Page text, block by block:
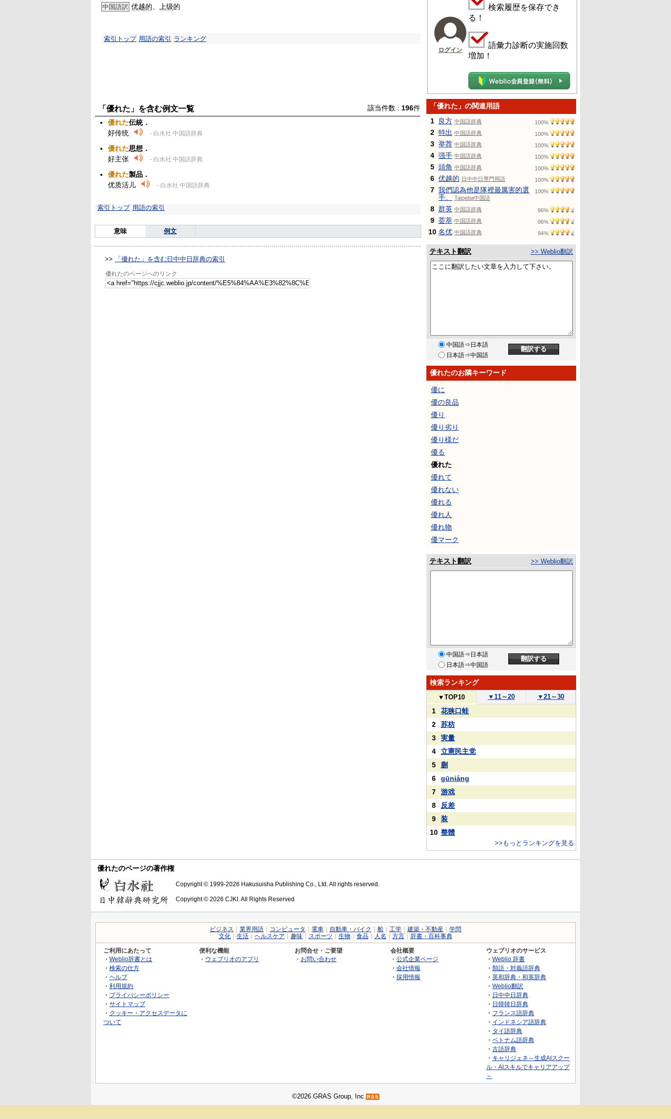
中国語訳 优越的 上级的
索引トップ 用語の索引 ランキング
「優れた」を含む例文一覧 該当件数 : 196件
優れた伝統．
好传统
- 白水社 中国語辞典
優れた思想．
好主张
- 白水社 中国語辞典
優れた製品．
优质活儿
- 白水社 中国語辞典
索引トップ 用語の索引
意味 例文
>> 「優れた」を含む日中中日辞典の索引
優れたのページへのリンク
ログイン
検索履歴を保存でき
る！
語彙力診断の実施回数
増加！
「優れた」の関連用語
1
良方 中国語辞典 100%
2 特出 中国語辞典 100%
3 举荐 中国語辞典 100%
4 强手 中国語辞典 100%
5 頭角 中国語辞典 100%
6 优越的 日中中日専門用語 100%
7 我們認為他是隊裡最厲害的選
手。
Tatoeba中国語
100%
8 群英 中国語辞典 96%
9 荟萃 中国語辞典 96%
10 名优 中国語辞典 94%
テキスト翻訳 >> Weblio翻訳
中国語⇒日本語
日本語⇒中国語
優れたのお隣キーワード
優に
優の良品
優り
優り劣り
優り様だ
優る
優れた
優れて
優れない
優れる
優れ人
優れ物
優マーク
テキスト翻訳 >> Weblio翻訳
中国語⇒日本語
日本語⇒中国語
検索ランキング
▼ TOP10 ▼ 11～20 ▼ 21～30
1
花狭口蛙
2
苏枋
3
実量
4
立憲民主党
5
蒯
6
gūniáng
7
游戏
8
反差
9
装
10 整體
>>もっとランキングを見る
優れたのページの著作権
Copyright © 1999-2026 Hakusuisha Publishing Co., Ltd. All rights reserved.
Copyright © 2026 CJKI. All Rights Reserved
ビジネス 業界用語 コンピュータ 電車 自動車・バイク 船 工学 建築・不動産
学問
文化
生活 ヘルスケア 趣味 スポーツ 生物 食品 人名 方言 辞書・百科事典
ご利用にあたって
・ Weblio辞書とは
・ 検索の仕方
・ ヘルプ
・ 利用規約
・ プライバシーポリシー
・ サイトマップ
・ クッキー・アクセスデータに
ついて
便利な機能
・ ウェブリオのアプリ
お問合せ・ご要望
・ お問い合わせ
会社概要
・ 公式企業ページ
・ 会社情報
・ 採用情報
ウェブリオのサービス
・ Weblio 辞書
・ 類語・対義語辞典
・ 英和辞典・和英辞典
・ Weblio翻訳
・ 日中中日辞典
・ 日韓韓日辞典
・ フランス語辞典
・ インドネシア語辞典
・ タイ語辞典
・ ベトナム語辞典
・ 古語辞典
・ キャリジェネ～生成AIスクー
ル・AIスキルでキャリアアップ
～
©2026 GRAS Group, Inc. RSS